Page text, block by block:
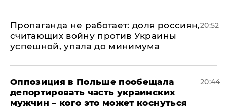
​Пропаганда не работает: доля россиян,
считающих войну против Украины
успешной, упала до минимума
20:52
Оппозиция в Польше пообещала
депортировать часть украинских
мужчин – кого это может коснуться
20:44